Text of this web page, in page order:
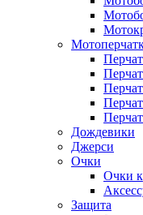
Дождевики
Джерси
Очки
Очки
Защита